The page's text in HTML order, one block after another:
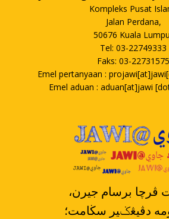
Kompleks Pusat
Jalan Perdana,
50676 Kuala
Tel: 03-22749333
Faks: 03-22731575
Emel pertanyaan :
Emel aduan : aduan[at]jawi
ڤرچا برسام جيرن
دڤيڠݢير سڬامت؛